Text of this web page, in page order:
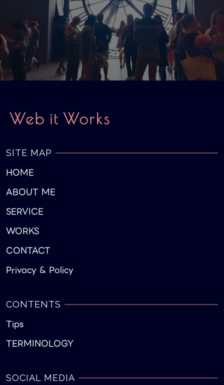
SITE MAP
HOME
ABOUT ME
SERVICE
WORKS
CONTACT
Privacy & Policy
CONTENTS
Tips
TERMINOLOGY
SOCIAL MEDIA